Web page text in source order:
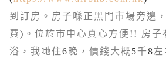
到訂房。房子喺正黑門市場旁邊
費) 。位於市中心真心方便 !! 房子
浴，我哋住6 晚，價錢大概5千8左